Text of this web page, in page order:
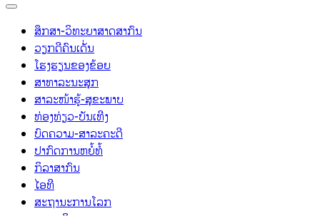
ສຶກສາ-ວິທະຍາສາດສາກົນ
ວຽກດີຄົນເດັ່ນ
ໂຮງຮຽນຂອງຂ້ອຍ
ສາທາລະນະສຸກ
ສາລະໜ້າຮູ້-ສຸຂະພາບ
ທ່ອງທ່ຽວ-ບັນເທີງ
ບົດຄວາມ-ສາລະຄະດີ
ປາກົດການຫຍໍ້ທໍ້
ກິລາສາກົນ
ໄອທີ
ສະຖານະການໂລກ